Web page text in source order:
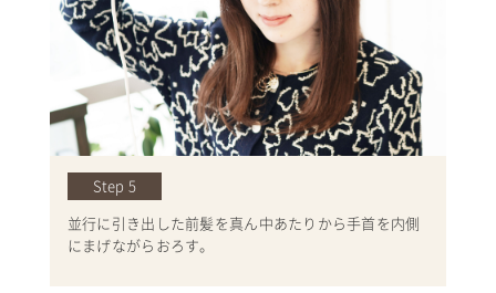
Step 5
並行に引き出した前髪を真ん中あたりから手首を内側
にまげながらおろす。